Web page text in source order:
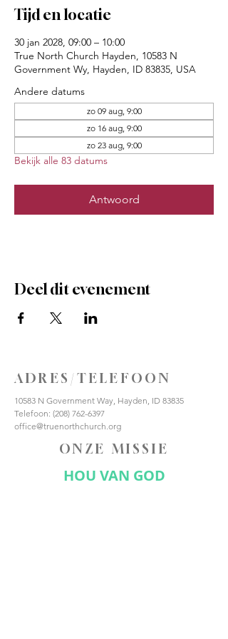
Tijd en locatie
30 jan 2028, 09:00 – 10:00
True North Church Hayden, 10583 N
Government Wy, Hayden, ID 83835, USA
Andere datums
zo 09 aug, 9:00
zo 16 aug, 9:00
zo 23 aug, 9:00
Bekijk alle 83 datums
Antwoord
Deel dit evenement
ADRES/TELEFOON
10583 N Government Way, Hayden, ID 83835
Telefoon: (208) 762-6397
office@truenorthchurch.org
ONZE MISSIE
HOU VAN GOD